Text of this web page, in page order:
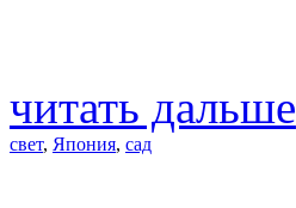
читать дальше
свет, Япония, сад